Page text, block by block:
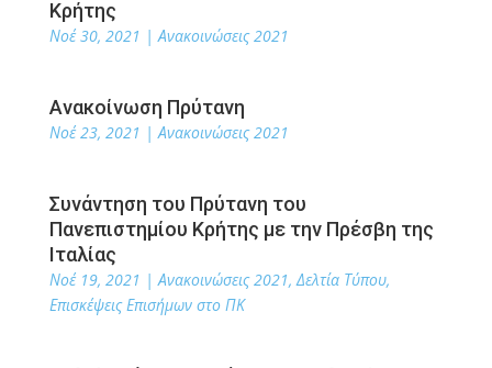
Κρήτης
Νοέ 30, 2021 |Ανακοινώσεις 2021
Ανακοίνωση Πρύτανη
Νοέ 23, 2021 |Ανακοινώσεις 2021
Συνάντηση του Πρύτανη του
Πανεπιστημίου Κρήτης με την Πρέσβη της
Ιταλίας
Νοέ 19, 2021 |Ανακοινώσεις 2021,Δελτία Τύπου,
Επισκέψεις Επισήμων στο ΠΚ